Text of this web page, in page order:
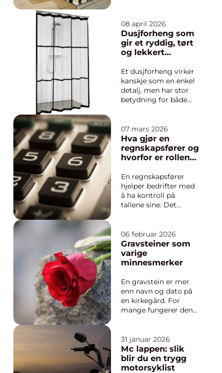
Kjøpere blar raskt
gjennom
boligannonser og
danner seg et
sekunder. Da må
boligen skille seg ut
på en god måte. Her ...
08 april 2026
Dusjforheng som
gir et ryddig, tørt
og lekkert
Et dusjforheng virker
kanskje som en enkel
detalj, men har stor
betydning for både
vannsprut, gir mer
privatliv og kan
forandre hele
uttrykket i rommet
riktig kombinasjon av
forheng, stang og til...
07 mars 2026
Hva gjør en
regnskapsfører og
hvorfor er rollen
En regnskapsfører
hjelper bedrifter med
å ha kontroll på
tallene sine. Det
inn årsregnskap. En
dyktig fagperson gir
også oversikt,
trygghet og bedre
Når økonomien er
ryddig, får ledelsen...
06 februar 2026
Gravsteiner som
varige
minnesmerker
En gravstein er mer
enn navn og dato på
en kirkegård. For
mange fungerer den
et konkret sted å gå
til når savnet blir
sterkt. En
gjennomtenkt
31 januar 2026
Mc lappen: slik
blir du en trygg
motorsyklist